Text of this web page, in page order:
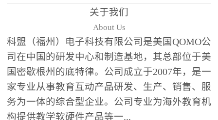
等基础题型，学生通过答
题器快速响应，系统实时
统计答题数据并生成可视
化图表，让教师瞬间掌握
学生知识掌握情况。主观
反馈：包含简答题、观点
阐述等开放式互动，鼓励
学生自由表达思考过程，
培养批判性思维与表达能
关于我们
About Us
科盟（福州）电子科技有限公司是美国QOMO公
司在中国的研发中心和制造基地，其总部位于美
国密歇根州的底特律。公司成立于2007年，是一
家专业从事教育互动产品研发、生产、销售、服
务为一体的综合型企业。公司专业为海外教育机
构提供教学软硬件产品等一...